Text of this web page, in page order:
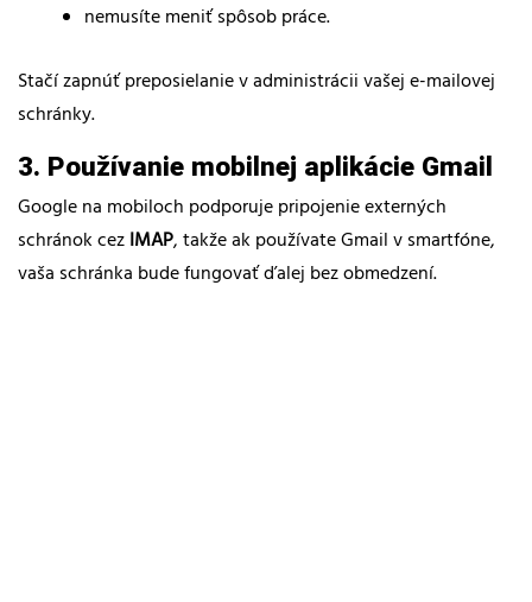
nemusíte meniť spôsob práce.
Stačí zapnúť preposielanie v administrácii vašej e-mailovej
schránky.
3. Používanie mobilnej aplikácie Gmail
Google na mobiloch podporuje pripojenie externých
schránok cezIMAP, takže ak používate Gmail v smartfóne,
vaša schránka bude fungovať ďalej bez obmedzení.